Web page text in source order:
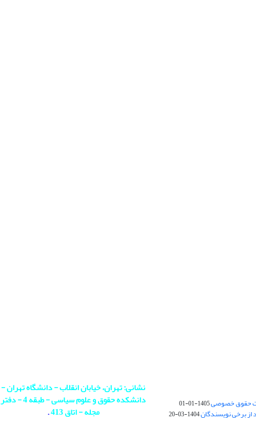
حقوق خصوصی1405-01-01
برخی نویسندگان1404-03-20
نشانی: تهران، خیابان انقلاب - دانشگاه تهران -
دانشکده حقوق و علوم سیاسی - طبقه 4 - دفتر
مجله - اتاق 413
.